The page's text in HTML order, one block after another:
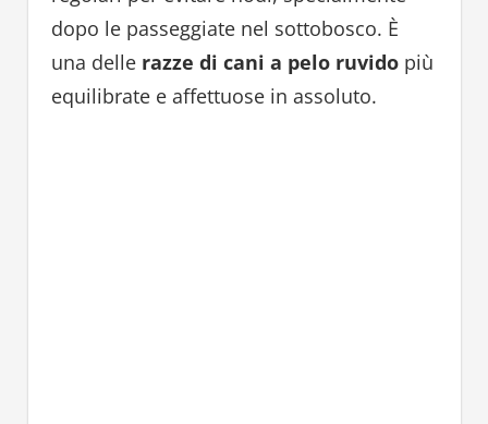
dopo le passeggiate nel sottobosco. È
una delle razze di cani a pelo ruvidopiù
equilibrate e affettuose in assoluto.